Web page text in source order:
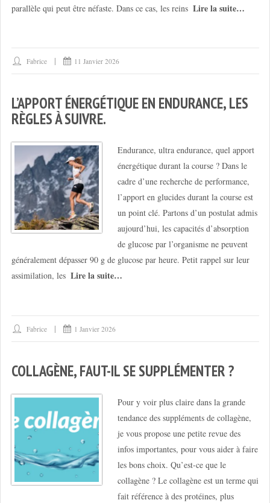
parallèle qui peut être néfaste. Dans ce cas, les reins Lire la suite…
Fabrice 11 Janvier 2026
L’APPORT ÉNERGÉTIQUE EN ENDURANCE, LES
RÈGLES À SUIVRE.
Endurance, ultra endurance, quel apport
énergétique durant la course ? Dans le
cadre d’une recherche de performance,
l’apport en glucides durant la course est
un point clé. Partons d’un postulat admis
aujourd’hui, les capacités d’absorption
de glucose par l’organisme ne peuvent
généralement dépasser 90 g de glucose par heure. Petit rappel sur leur
assimilation, les Lire la suite…
Fabrice 1 Janvier 2026
COLLAGÈNE, FAUT-IL SE SUPPLÉMENTER ?
Pour y voir plus claire dans la grande
tendance des suppléments de collagène,
je vous propose une petite revue des
infos importantes, pour vous aider à faire
les bons choix. Qu’est-ce que le
collagène ? Le collagène est un terme qui
fait référence à des protéines, plus